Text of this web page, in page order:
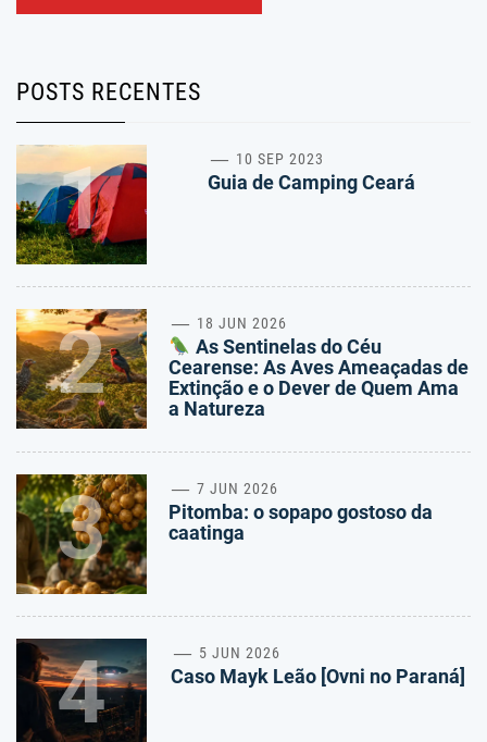
POSTS RECENTES
1 10 SEP 2023
Guia de Camping Ceará
2 18 JUN 2026
As Sentinelas do Céu
Cearense: As Aves Ameaçadas de
Extinção e o Dever de Quem Ama
a Natureza
3 7 JUN 2026
Pitomba: o sopapo gostoso da
caatinga
4 5 JUN 2026
Caso Mayk Leão [Ovni no Paraná]